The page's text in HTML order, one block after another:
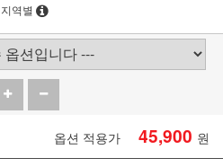
지역별
옵션 적용가 45,900 원